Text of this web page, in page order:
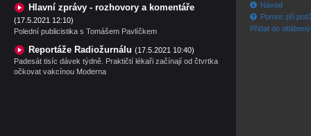
Hlavní zprávy - rozhovory a komentáře
(17.5.2021 12:10)
Polední publicistika s Tomášem Pavlíčkem
Reportáže Radiožurnálu (17.5.2021 10:40)
Padesát tisíc dávek týdně. Praktičtí lékaři začínají od čtvrtka
očkovat vakcínou Moderna
Návod
Pomoc při
Přidat do